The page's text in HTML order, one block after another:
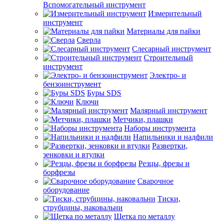
Вспомогательный инструмент
Измерительный
инструмент
Материалы для пайки
Сверла
Слесарный инструмент
Строительный
инструмент
Электро- и
бензоинструмент
Буры SDS
Ключи
Малярный инструмент
Метчики, плашки
Наборы инструмента
Напильники и надфили
Развертки,
зенковки и втулки
Резцы, фрезы и
борфрезы
Сварочное
оборудование
Тиски,
струбцины, наковальни
Щетка по металлу